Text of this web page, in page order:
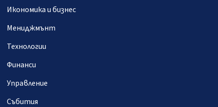
Икономика и бизнес
Мениджмънт
Технологии
Финанси
Управление
Събития